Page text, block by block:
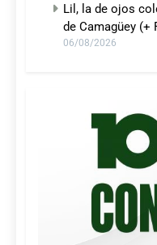
Lil, la de ojos
de Camagüey (+
06/08/2026